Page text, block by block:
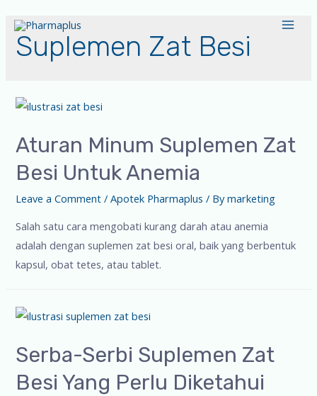
Suplemen Zat Besi
Aturan Minum Suplemen Zat
Besi Untuk Anemia
Leave a Comment /Apotek Pharmaplus / Bymarketing
Salah satu cara mengobati kurang darah atau anemia
adalah dengan suplemen zat besi oral, baik yang berbentuk
kapsul, obat tetes, atau tablet.
Serba-Serbi Suplemen Zat
Besi Yang Perlu Diketahui